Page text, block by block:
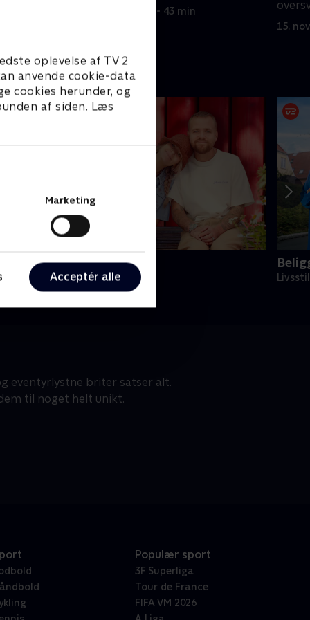
oplevelse af TV 2
anvende cookie-data
cookies herunder, og
af siden. Læs
Marketing
Acceptér alle
15. november 2025 • 43 min
15.
Linde på Langeland
• 5 sæsoner
eventyrlystne briter satser alt.
til noget helt unikt.
Populær sport
3F Superliga
Tour de France
FIFA VM 2026